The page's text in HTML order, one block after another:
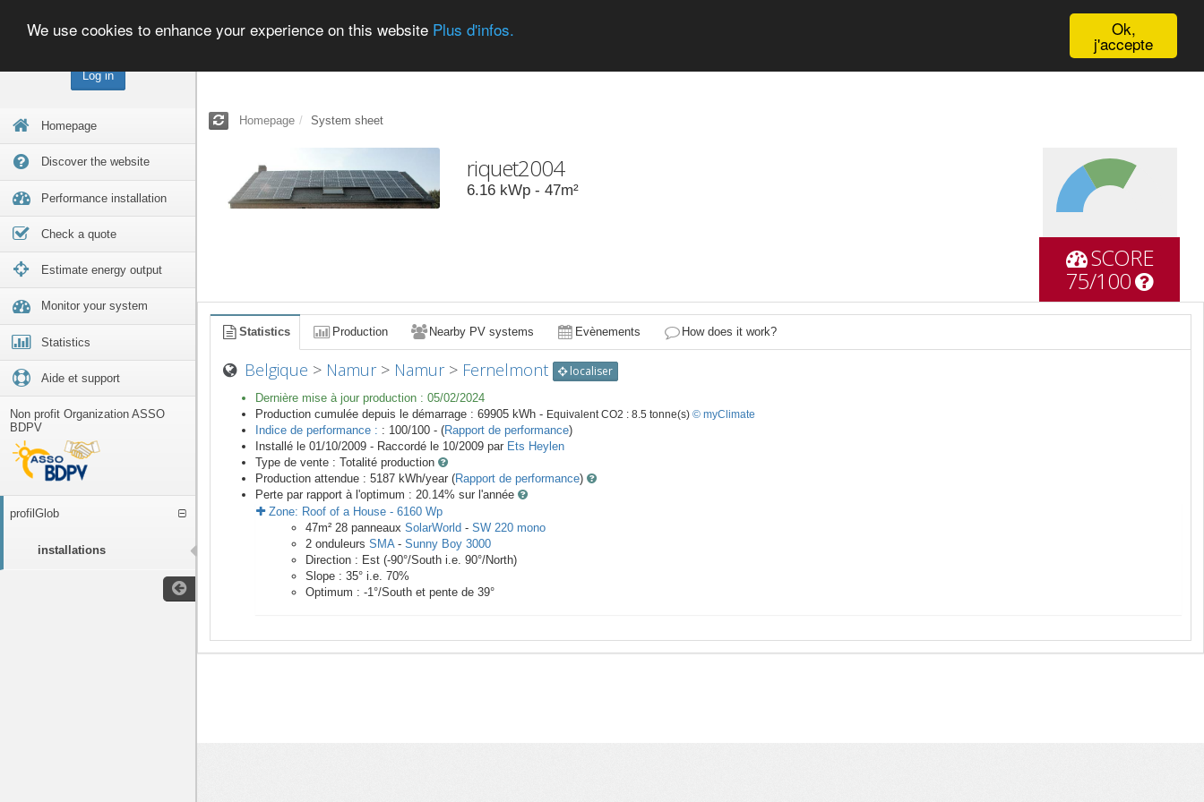
Log in
Homepage
Discover the website
Performance installation
Check a quote
Estimate energy output
Monitor your system
Statistics
Aide et support
Non profit Organization ASSO
BDPV
profilGlob
installations
Ok,
j'accepte
We use cookies to enhance your experience on this website Plus d'infos.
Homepage System sheet
riquet2004
6.16 kWp - 47m²
SCORE
75/100
Statistics Production Nearby PV systems Evènements How does it work?
Belgique > Namur> Namur> Fernelmont localiser
Dernière mise à jour production : 05/02/2024
Production cumulée depuis le démarrage : 69905 kWh - Equivalent CO2 : 8.5 tonne(s) © myClimate
Indice de performance : : 100/100 - (Rapport de performance)
Installé le 01/10/2009 - Raccordé le 10/2009 par Ets Heylen
Type de vente : Totalité production
Production attendue : 5187 kWh/year (Rapport de performance)
Perte par rapport à l'optimum : 20.14% sur l'année
Zone: Roof of a House - 6160 Wp
47m² 28 panneaux SolarWorld - SW 220 mono
2 onduleurs SMA- Sunny Boy 3000
Direction : Est (-90°/South i.e. 90°/North)
Slope : 35° i.e. 70%
Optimum : -1°/South et pente de 39°